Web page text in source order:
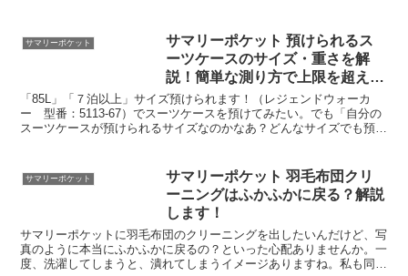
サマリーポケット
サマリーポケット 預けられるス
ーツケースのサイズ・重さを解
説！簡単な測り方で上限を超えて
いないかチェック！
「85L」「７泊以上」サイズ預けられます！（レジェンドウォーカ
ー 型番：5113-67）でスーツケースを預けてみたい。でも「自分の
スーツケースが預けられるサイズなのかなあ？どんなサイズでも預け
サマリーポケット
サマリーポケット 羽毛布団クリ
ーニングはふかふかに戻る？解説
します！
サマリーポケットに羽毛布団のクリーニングを出したいんだけど、写
真のように本当にふかふかに戻るの？といった心配ありませんか。一
度、洗濯してしまうと、潰れてしまうイメージありますね。私も同じ